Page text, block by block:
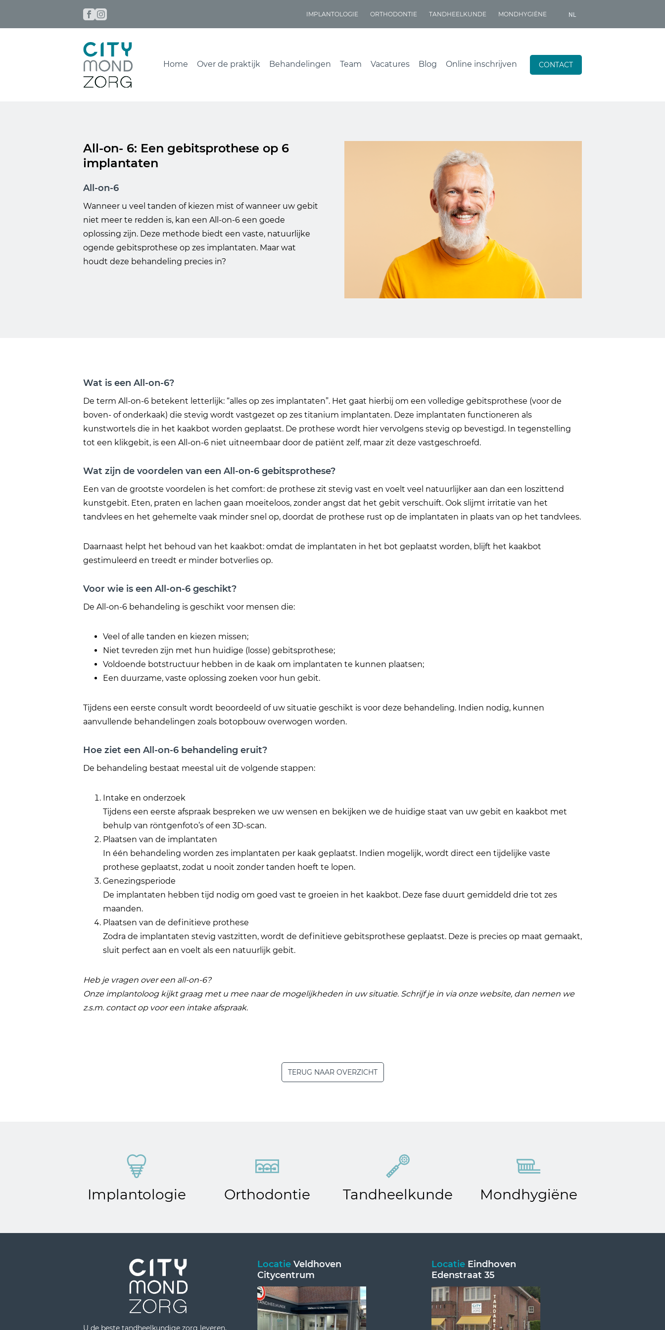
IMPLANTOLOGIE ORTHODONTIE TANDHEELKUNDE MONDHYGIËNE NL
Home Over de praktijk Behandelingen Team Vacatures Blog Online inschrijven CONTACT
All-on- 6: Een gebitsprothese op 6
implantaten
All-on-6
Wanneer u veel tanden of kiezen mist of wanneer uw gebit
niet meer te redden is, kan een All-on-6 een goede
oplossing zijn. Deze methode biedt een vaste, natuurlijke
ogende gebitsprothese op zes implantaten. Maar wat
houdt deze behandeling precies in?
Wat is een All-on-6?
De term All-on-6 betekent letterlijk: “alles op zes implantaten”. Het gaat hierbij om een volledige gebitsprothese (voor de
boven- of onderkaak) die stevig wordt vastgezet op zes titanium implantaten. Deze implantaten functioneren als
kunstwortels die in het kaakbot worden geplaatst. De prothese wordt hier vervolgens stevig op bevestigd. In tegenstelling
tot een klikgebit, is een All-on-6 niet uitneembaar door de patiënt zelf, maar zit deze vastgeschroefd.
Wat zijn de voordelen van een All-on-6 gebitsprothese?
Een van de grootste voordelen is het comfort: de prothese zit stevig vast en voelt veel natuurlijker aan dan een loszittend
kunstgebit. Eten, praten en lachen gaan moeiteloos, zonder angst dat het gebit verschuift. Ook slijmt irritatie van het
tandvlees en het gehemelte vaak minder snel op, doordat de prothese rust op de implantaten in plaats van op het tandvlees.
Daarnaast helpt het behoud van het kaakbot: omdat de implantaten in het bot geplaatst worden, blijft het kaakbot
gestimuleerd en treedt er minder botverlies op.
Voor wie is een All-on-6 geschikt?
De All-on-6 behandeling is geschikt voor mensen die:
Veel of alle tanden en kiezen missen;
Niet tevreden zijn met hun huidige (losse) gebitsprothese;
Voldoende botstructuur hebben in de kaak om implantaten te kunnen plaatsen;
Een duurzame, vaste oplossing zoeken voor hun gebit.
Tijdens een eerste consult wordt beoordeeld of uw situatie geschikt is voor deze behandeling. Indien nodig, kunnen
aanvullende behandelingen zoals botopbouw overwogen worden.
Hoe ziet een All-on-6 behandeling eruit?
De behandeling bestaat meestal uit de volgende stappen:
Intake en onderzoek
Tijdens een eerste afspraak bespreken we uw wensen en bekijken we de huidige staat van uw gebit en kaakbot met
behulp van röntgenfoto’s of een 3D-scan.
Plaatsen van de implantaten
In één behandeling worden zes implantaten per kaak geplaatst. Indien mogelijk, wordt direct een tijdelijke vaste
prothese geplaatst, zodat u nooit zonder tanden hoeft te lopen.
Genezingsperiode
De implantaten hebben tijd nodig om goed vast te groeien in het kaakbot. Deze fase duurt gemiddeld drie tot zes
maanden.
Plaatsen van de definitieve prothese
Zodra de implantaten stevig vastzitten, wordt de definitieve gebitsprothese geplaatst. Deze is precies op maat gemaakt,
sluit perfect aan en voelt als een natuurlijk gebit.
Heb je vragen over een all-on-6?
Onze implantoloog kijkt graag met u mee naar de mogelijkheden in uw situatie. Schrijf je in via onze website, dan nemen we
z.s.m. contact op voor een intake afspraak.
TERUG NAAR OVERZICHT
Implantologie Orthodontie Tandheelkunde Mondhygiëne
U de beste tandheelkundige zorg leveren,
Locatie Veldhoven
Citycentrum
Locatie Eindhoven
Edenstraat 35